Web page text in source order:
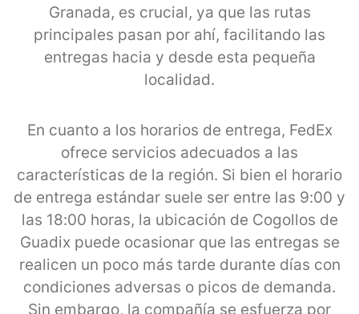
Granada, es crucial, ya que las rutas
principales pasan por ahí, facilitando las
entregas hacia y desde esta pequeña
localidad.
En cuanto a los horarios de entrega, FedEx
ofrece servicios adecuados a las
características de la región. Si bien el horario
de entrega estándar suele ser entre las 9:00 y
las 18:00 horas, la ubicación de Cogollos de
Guadix puede ocasionar que las entregas se
realicen un poco más tarde durante días con
condiciones adversas o picos de demanda.
Sin embargo, la compañía se esfuerza por